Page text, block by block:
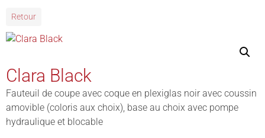
Retour
Clara Black
Fauteuil de coupe avec coque en plexiglas noir avec coussin
amovible (coloris aux choix), base au choix avec pompe
hydraulique et blocable